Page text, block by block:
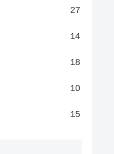
27
14
18
10
15